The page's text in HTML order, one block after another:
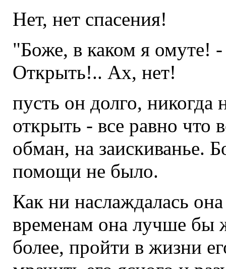
Нет, нет спасения!
"Боже, в каком я омуте! -
Открыть!.. Ах, нет!
пусть он долго, никогда
открыть - все равно что
обман, на заискиванье.
помощи не было.
Как ни наслаждалась
временам она лучше бы
более, пройти в жизни